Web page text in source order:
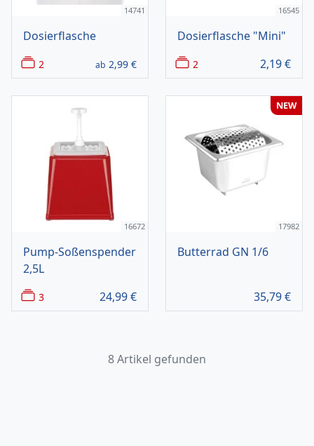
14741
Dosierflasche
2 ab 2,99 €
16545
Dosierflasche "Mini"
2 2,19€
16672
Pump-Soßenspender
2,5L
3 24,99€
17982
Butterrad GN 1/6
35,79€
NEW
8 Artikel gefunden